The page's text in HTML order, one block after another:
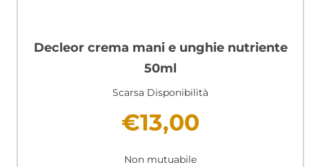
decleor crema mani e unghie nutriente
50ml
Scarsa Disponibilità
€13,00
Non mutuabile